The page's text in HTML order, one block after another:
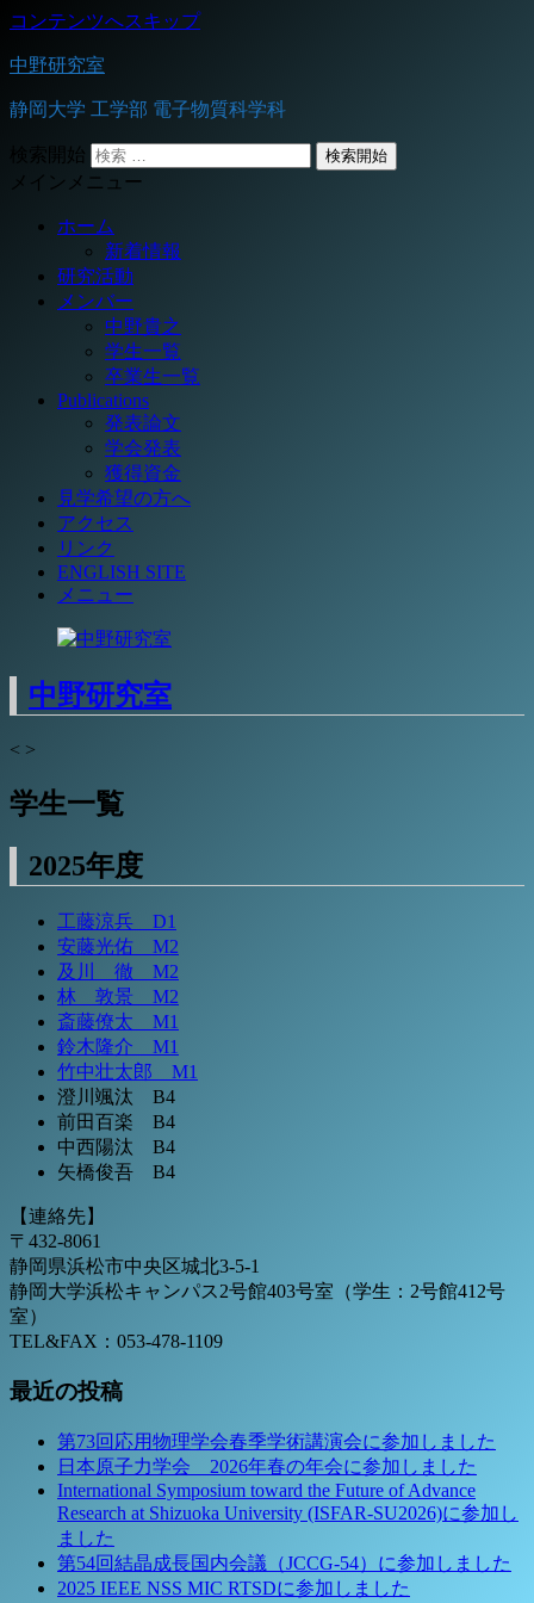
コンテンツへスキップ
中野研究室
静岡大学 工学部 電子物質科学科
検索開始
メインメニュー
ホーム
新着情報
研究活動
メンバー
中野貴之
学生一覧
卒業生一覧
Publications
発表論文
学会発表
獲得資金
見学希望の方へ
アクセス
リンク
ENGLISH SITE
メニュー
中野研究室
< >
学生一覧
2025年度
工藤涼兵 D1
安藤光佑 M2
及川 徹 M2
林 敦景 M2
斎藤僚太 M1
鈴木隆介 M1
竹中壮太郎 M1
澄川颯汰 B4
前田百楽 B4
中西陽汰 B4
矢橋俊吾 B4
【連絡先】
〒432-8061
静岡県浜松市中央区城北3-5-1
静岡大学浜松キャンパス2号館403号室（学生：2号館412号
室）
TEL&FAX：053-478-1109
最近の投稿
第73回応用物理学会春季学術講演会に参加しました
日本原子力学会 2026年春の年会に参加しました
International Symposium toward the Future of Advance
Research at Shizuoka University (ISFAR-SU2026)に参加し
ました
第54回結晶成長国内会議（JCCG-54）に参加しました
2025 IEEE NSS MIC RTSDに参加しました